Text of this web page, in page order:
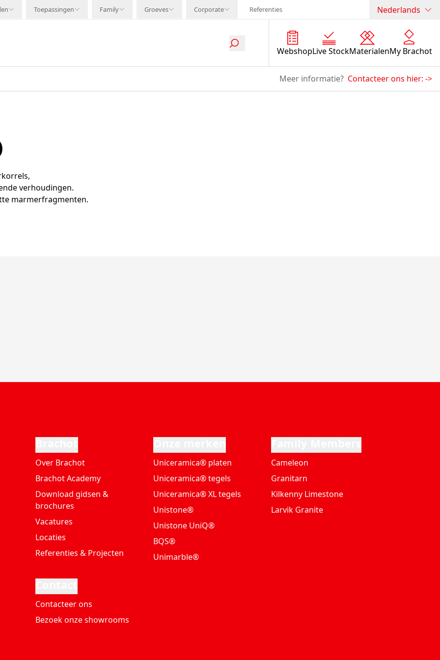
Toepassingen Family Groeves Corporate Referenties Nederlands
WebshopLive StockMaterialenMy Brachot
Meer informatie? Contacteer ons hier: ->
verhoudingen.
marmerfragmenten.
Over Brachot
Brachot Academy
Download gidsen &
brochures
Vacatures
Locaties
Referenties & Projecten
Uniceramica® platen
Uniceramica® tegels
Uniceramica® XL tegels
Unistone®
Unistone UniQ®
BQS®
Unimarble®
Cameleon
Granitarn
Kilkenny Limestone
Larvik Granite
Contacteer ons
Bezoek onze showrooms